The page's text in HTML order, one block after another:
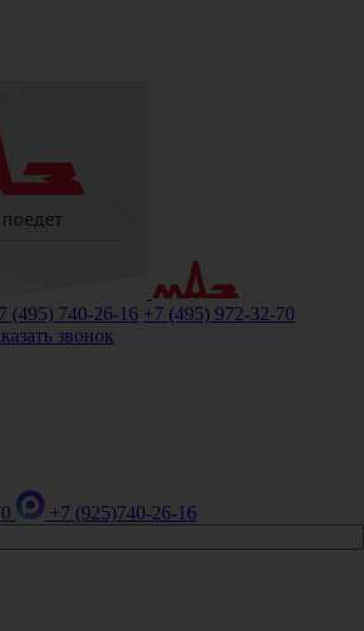
(495) 740-26-16 +7 (495) 972-32-70
звонок
+7 (925)740-26-16